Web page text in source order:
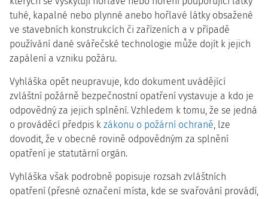
tuhé, kapalné nebo plynné anebo hořlavé látky obsažené
ve stavebních konstrukcích či zařízeních a v případě
používání dané svářečské technologie může dojít k jejich
zapálení a vzniku požáru.
Vyhláška opět neupravuje, kdo dokument uvádějící
zvláštní požárně bezpečnostní opatření vystavuje a kdo je
odpovědný za jejich splnění. Vzhledem k tomu, že se jedná
o prováděcí předpis k zákonu o požární ochraně, lze
dovodit, že v obecné rovině odpovědným za splnění
opatření je statutární orgán.
Vyhláška však podrobně popisuje rozsah zvláštních
opatření (přesné označení místa, kde se svařování provádí,